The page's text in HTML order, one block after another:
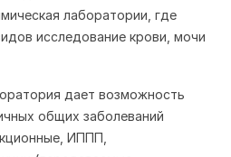
лаборатории, где
исследование крови, мочи
дает возможность
общих заболеваний
ИППП,